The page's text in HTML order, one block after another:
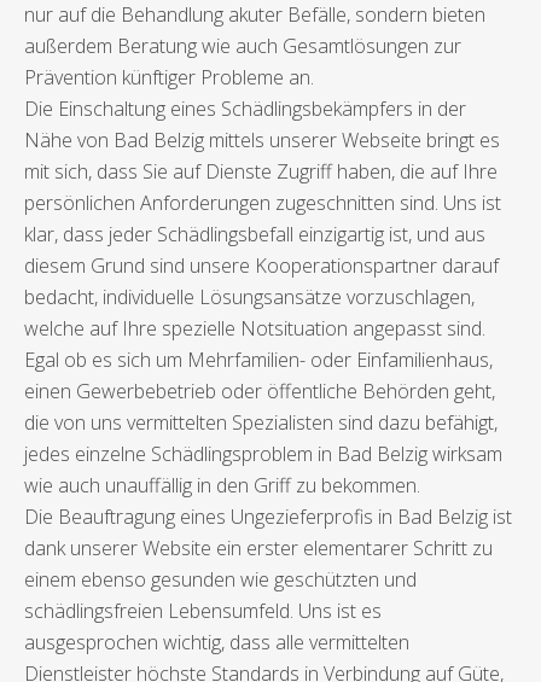
nur auf die Behandlung akuter Befälle, sondern bieten
außerdem Beratung wie auch Gesamtlösungen zur
Prävention künftiger Probleme an.
Die Einschaltung eines Schädlingsbekämpfers in der
Nähe von Bad Belzig mittels unserer Webseite bringt es
mit sich, dass Sie auf Dienste Zugriff haben, die auf Ihre
persönlichen Anforderungen zugeschnitten sind. Uns ist
klar, dass jeder Schädlingsbefall einzigartig ist, und aus
diesem Grund sind unsere Kooperationspartner darauf
bedacht, individuelle Lösungsansätze vorzuschlagen,
welche auf Ihre spezielle Notsituation angepasst sind.
Egal ob es sich um Mehrfamilien- oder Einfamilienhaus,
einen Gewerbebetrieb oder öffentliche Behörden geht,
die von uns vermittelten Spezialisten sind dazu befähigt,
jedes einzelne Schädlingsproblem in Bad Belzig wirksam
wie auch unauffällig in den Griff zu bekommen.
Die Beauftragung eines Ungezieferprofis in Bad Belzig ist
dank unserer Website ein erster elementarer Schritt zu
einem ebenso gesunden wie geschützten und
schädlingsfreien Lebensumfeld. Uns ist es
ausgesprochen wichtig, dass alle vermittelten
Dienstleister höchste Standards in Verbindung auf Güte,